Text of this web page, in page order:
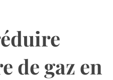
de gaz en